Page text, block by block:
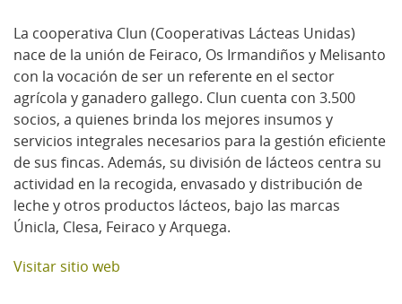
La cooperativa Clun (Cooperativas Lácteas Unidas)
nace de la unión de Feiraco, Os Irmandiños y Melisanto
con la vocación de ser un referente en el sector
agrícola y ganadero gallego. Clun cuenta con 3.500
socios, a quienes brinda los mejores insumos y
servicios integrales necesarios para la gestión eficiente
de sus fincas. Además, su división de lácteos centra su
actividad en la recogida, envasado y distribución de
leche y otros productos lácteos, bajo las marcas
Únicla, Clesa, Feiraco y Arquega.
Visitar sitio web